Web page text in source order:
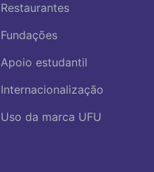
Restaurantes
Fundações
Apoio estudantil
Internacionalização
Uso da marca UFU